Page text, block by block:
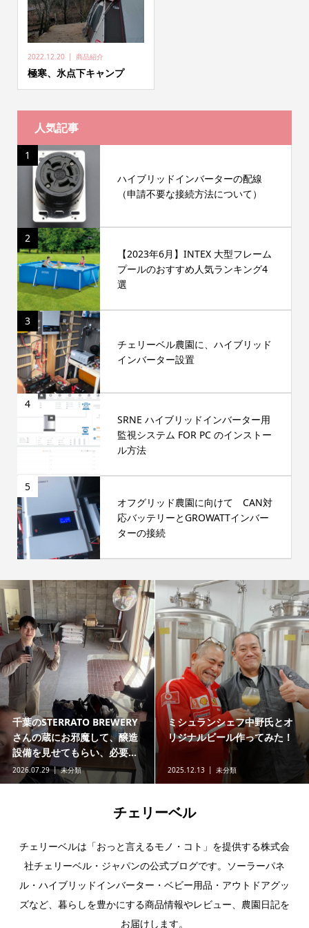
2022.12.20 商品紹介
極寒、氷点下キャンプ
人気記事
1
ハイブリッドインバーターの配線
（申請不要な接続方法について）
2
【2023年6月】INTEX 大型フレーム
プールのおすすめ人気ランキング4
選
3
チェリーベル農園に、ハイブリッド
インバーター設置
4
SRNE ハイブリッドインバーター用
監視システム FOR PC のインストー
ル方法
5
オフグリッド農園に向けて CAN対
応バッテリーとGROWATTインバー
ターの接続
千葉のSTERRATO BREWERY
さんの蔵にお邪魔して、醸造
設備を見せてもらい、必要...
2026.07.29 未分類
ミシュランシェフ中野氏とオ
リジナルビール作ってみた！
2025.12.13 未分類
チェリーベル
チェリーベルは「おっと言えるモノ・コト」を提供する株式会
社チェリーベル・ジャパンの公式ブログです。ソーラーパネ
ル・ハイブリッドインバーター・ベビー用品・アウトドアグッ
ズなど、暮らしを豊かにする商品情報やレビュー、農園日記を
お届けします。